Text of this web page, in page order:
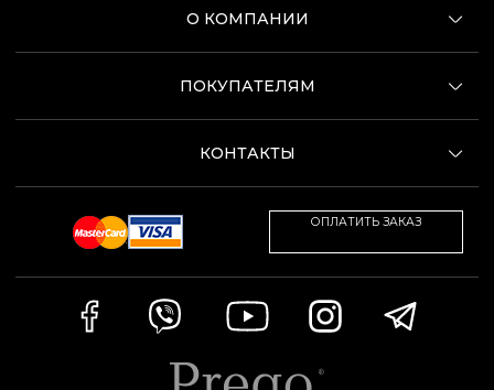
О КОМПАНИИ
ПОКУПАТЕЛЯМ
КОНТАКТЫ
ОПЛАТИТЬ ЗАКАЗ